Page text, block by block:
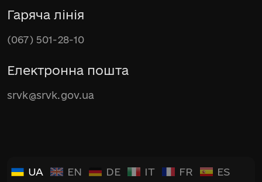
Гаряча лінія
(067) 501-28-10
Електронна пошта
srvk@srvk.gov.ua
UA EN DE IT FR ES